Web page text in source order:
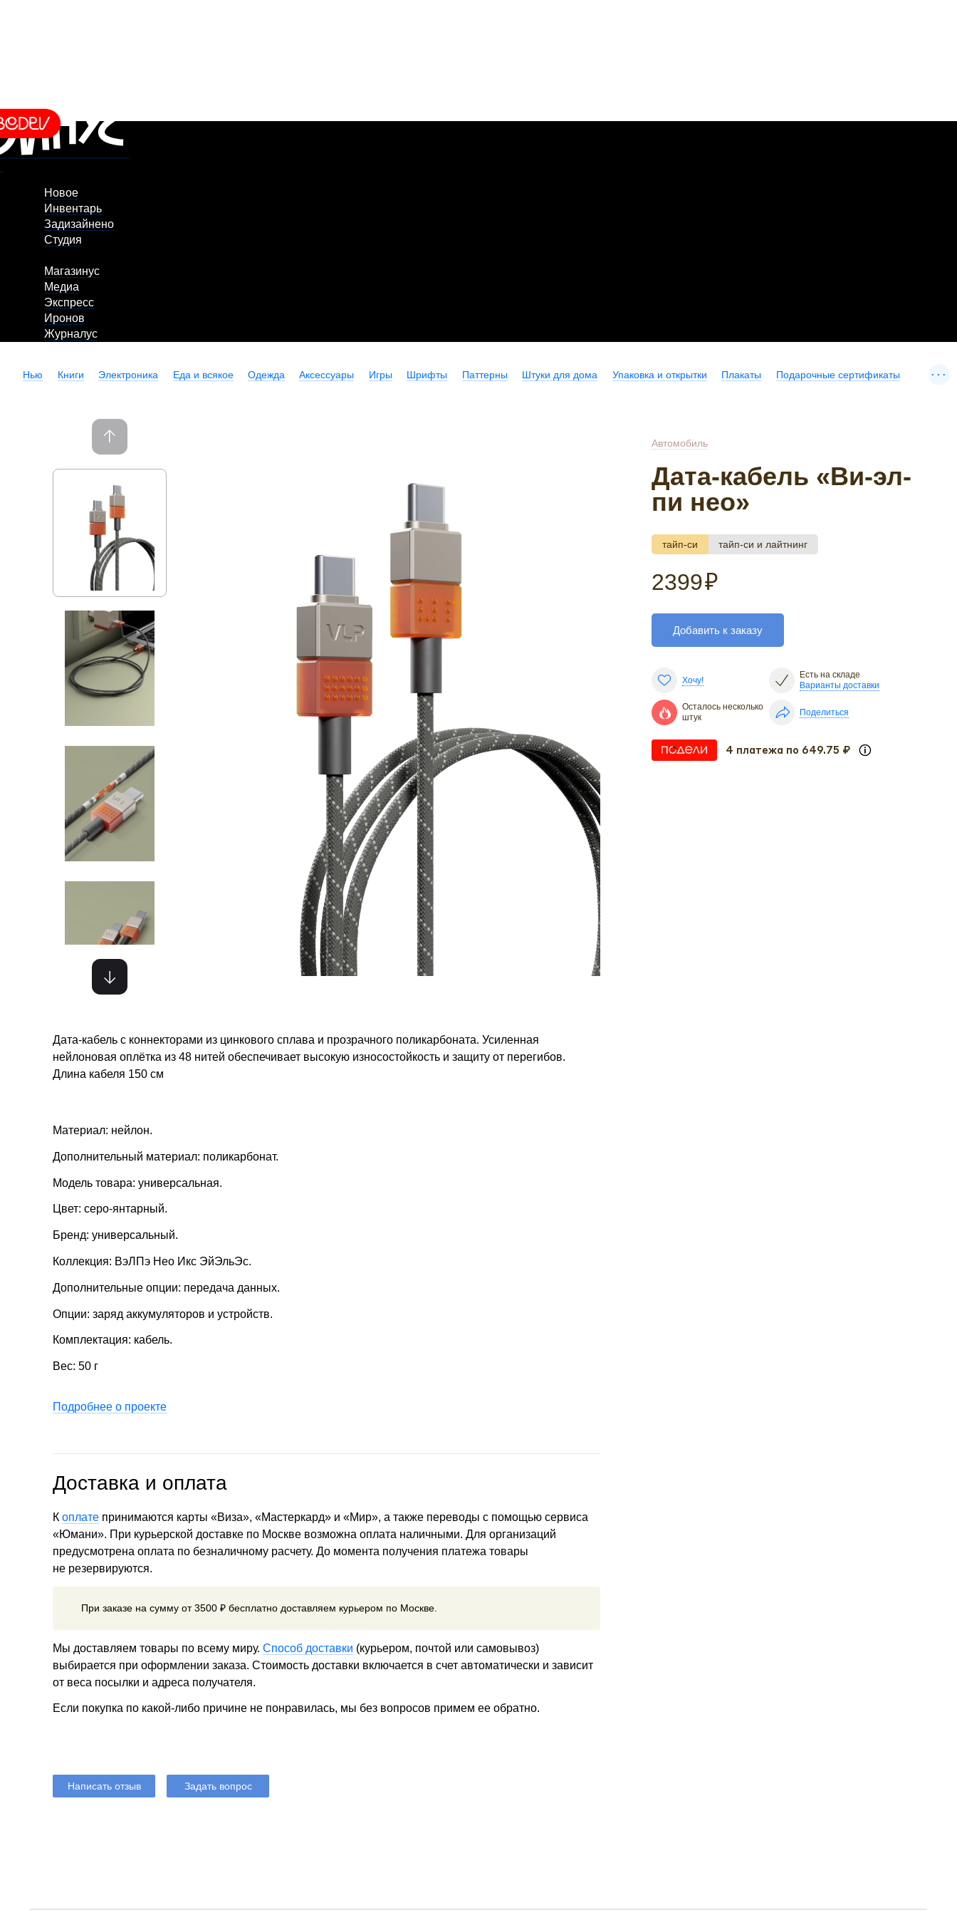
Новое
Инвентарь
Задизайнено
Студия
Магазинус
Медиа
Экспресс
Иронов
Журналус
Нью Книги Электроника Еда и всякое Одежда Аксессуары Игры Шрифты Паттерны Штуки для дома Упаковка и открытки Плакаты Подарочные сертификаты ...
Автомобиль
Дата-кабель «Ви-эл-
пи нео»
тайп-си тайп-си и лайтнинг
2399₽
Добавить к заказу
Хочу!
Есть на складе
Варианты доставки
Осталось несколько
штук
Поделиться
4 платежа по 649.75 ₽
Дата-кабель с коннекторами из цинкового сплава и прозрачного поликарбоната. Усиленная
нейлоновая оплётка из 48 нитей обеспечивает высокую износостойкость и защиту от перегибов.
Длина кабеля 150 см
Материал: нейлон.
Дополнительный материал: поликарбонат.
Модель товара: универсальная.
Цвет: серо-янтарный.
Бренд: универсальный.
Коллекция: ВэЛПэ Нео Икс ЭйЭльЭс.
Дополнительные опции: передача данных.
Опции: заряд аккумуляторов и устройств.
Комплектация: кабель.
Вес: 50 г
Подробнее о проекте
Доставка и оплата
К оплате принимаются карты «Виза», «Мастеркард» и «Мир», а также переводы с помощью сервиса
«Юмани». При курьерской доставке по Москве возможна оплата наличными. Для организаций
предусмотрена оплата по безналичному расчету. До момента получения платежа товары
не резервируются.
При заказе на сумму от 3500 ₽ бесплатно доставляем курьером по Москве.
Мы доставляем товары по всему миру. Способ доставки (курьером, почтой или самовывоз)
выбирается при оформлении заказа. Стоимость доставки включается в счет автоматически и зависит
от веса посылки и адреса получателя.
Если покупка по какой-либо причине не понравилась, мы без вопросов примем ее обратно.
Написать отзыв Задать вопрос